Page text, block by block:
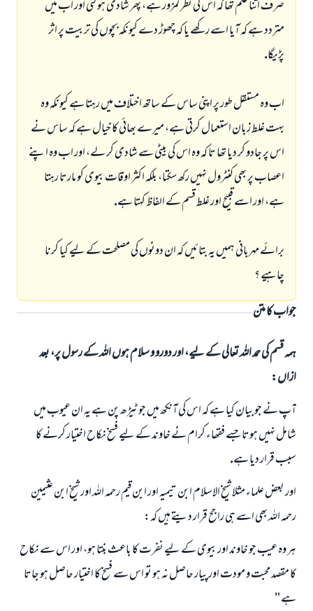
صرف اتنا علم تھا كہ اس كى نظر كمزور ہے، پھر شادى ہو گئى اور اب ميں
متردد ہے كہ آيا اسے ركھے يا كہ چھوڑ دے كيونكہ بچوں كى تربيت پر اثر
پڑيگا.
اب وہ مستقل طور پر اپنى ساس كے ساتھ اختلاف ميں رہتا ہے كيونكہ وہ
بہت غلط زبان استعمال كرتى ہے، ميرے بھائى كا خيال ہے كہ ساس نے
اس پر جادو كر ديا تھا تا كہ وہ اس كى بيٹى سے شادى كر لے، اور اب وہ اپنے
اعصاب پر بھى كنٹرول نہيں ركھ سكتا، بلكہ اكثر اوقات بيوى كو مارتا رہتا
ہے، اور اسے قبيح اور غلط قسم كے الفاظ كہتا ہے.
برائے مہربانى ہميں يہ بتائيں كہ ان دونوں كى مصلحت كے ليے كيا كرنا
چاہيے ؟
جواب کا متن
ہمہ قسم کی حمد اللہ تعالی کے لیے، اور دورو و سلام ہوں اللہ کے رسول پر، بعد
ازاں:
آپ نے جو بيان كيا ہے كہ اس كى آنكھ ميں جو ٹيڑھ پن ہے يہ ان عيوب ميں
شامل نہيں ہوتا جسے فقھاء كرام نے خاوند كے ليے فسخ نكاح اختيار كرنے كا
سبب قرار ديا ہے.
اور بعض علماء مثلا شيخ الاسلام ابن تيميہ اور ابن قيم رحمہ اللہ اور شيخ ابن عثيمين
رحمہ اللہ بھى اسے ہى راجح قرار ديتے ہيں كہ:
ہر وہ عيب جو خاوند اور بيوى كے ليے نفرت كا باعث بنتا ہو، اور اس سے نكاح
كا مقصد محبت و مودت اور پيار حاصل نہ ہو تو اس سے فسخ كا اختيار حاصل ہو جاتا
ہے "